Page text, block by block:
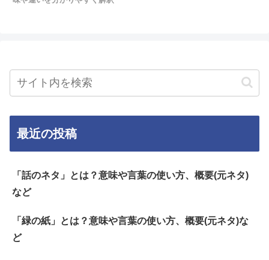
最近の投稿
「話のネタ」とは？意味や言葉の使い方、概要(元ネタ)
など
「緑の紙」とは？意味や言葉の使い方、概要(元ネタ)な
ど